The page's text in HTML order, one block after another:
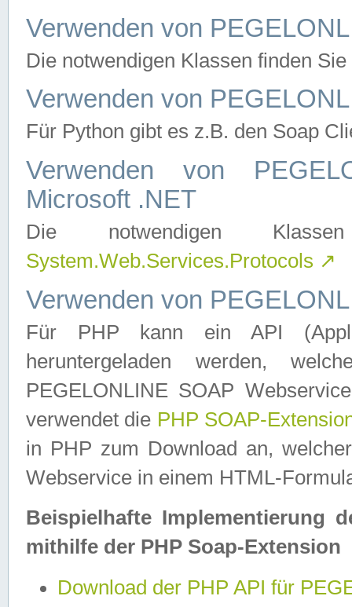
Verwenden von
Die notwendigen Klassen finden
Verwenden von
Für Python gibt es z.B. den Soap
Verwenden von
Microsoft .NET
Die notwendigen
System.Web.Services.Protocols ↗
Verwenden von
Für PHP kann ein API
heruntergeladen werden,
PEGELONLINE SOAP
verwendet die PHP SOAP-
in PHP zum Download an,
Webservice in einem HTML-
Beispielhafte Implementierung
mithilfe der PHP Soap-Extension
Download der PHP API für